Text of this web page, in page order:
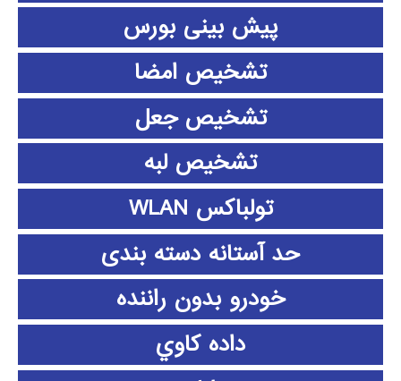
پیش بینی بورس
تشخیص امضا
تشخیص جعل
تشخیص لبه
تولباکس WLAN
حد آستانه دسته بندی
خودرو بدون راننده
داده كاوي